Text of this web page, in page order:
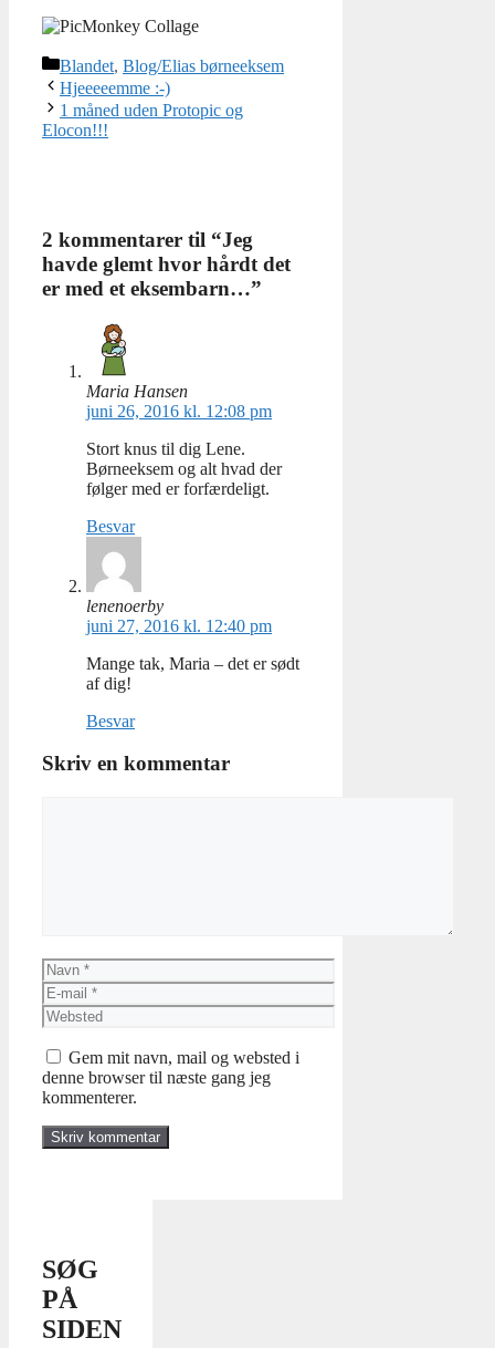
Kategorier
Blandet, Blog/Elias børneeksem
Hjeeeeemme :-)
1 måned uden Protopic og
Elocon!!!
2 kommentarer til “Jeg
havde glemt hvor hårdt det
er med et eksembarn…”
Maria Hansen
juni 26, 2016 kl. 12:08 pm
Stort knus til dig Lene.
Børneeksem og alt hvad der
følger med er forfærdeligt.
Besvar
lenenoerby
juni 27, 2016 kl. 12:40 pm
Mange tak, Maria – det er sødt
af dig!
Besvar
Skriv en kommentar
Navn
E-
mail
Websted
Gem mit navn, mail og websted i
denne browser til næste gang jeg
kommenterer.
SØG
PÅ
SIDEN